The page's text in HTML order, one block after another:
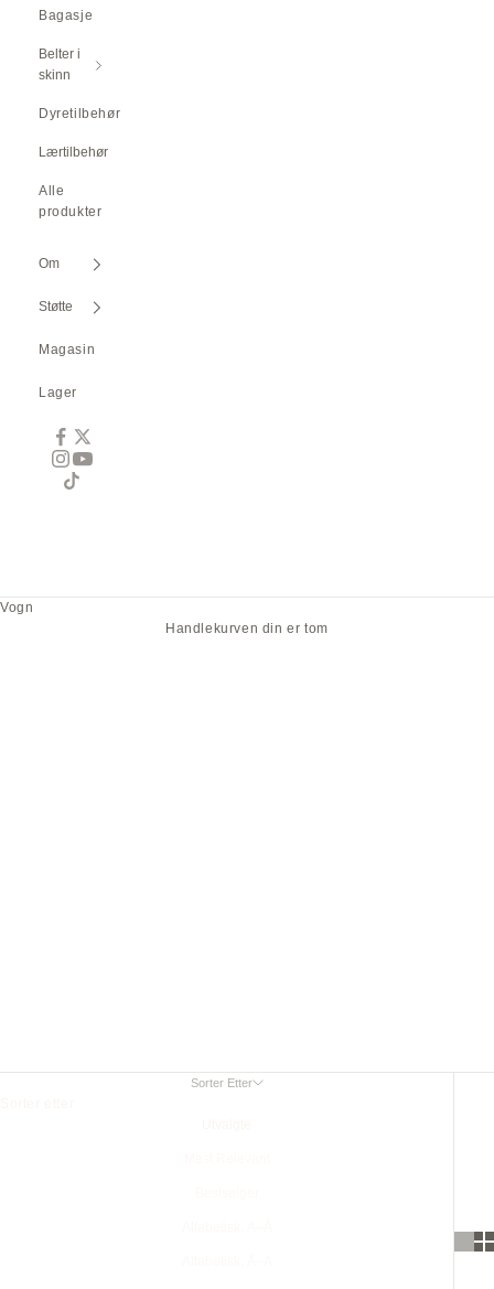
Bagasje
Belter i
skinn
Dyretilbehør
Lærtilbehør
Alle
produkter
Om
Støtte
Magasin
Lager
Vogn
Handlekurven din er tom
Sorter Etter